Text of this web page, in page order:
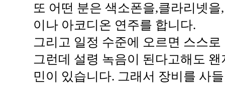
또 어떤 분은 색소폰을,클라리넷
이나 아코디온 연주를 합니다.
그리고 일정 수준에 오르면 스스
그런데 설령 녹음이 된다고해도
민이 있습니다. 그래서 장비를 사